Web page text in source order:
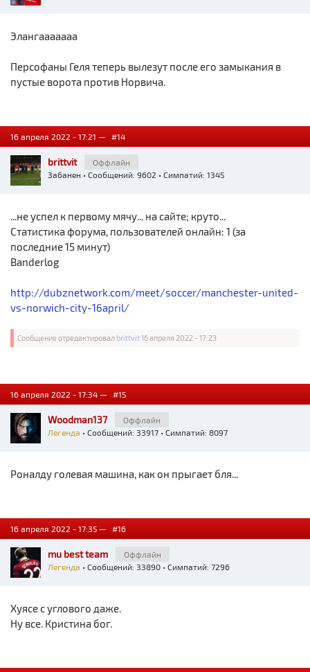
Элангааааааа
Персофаны Геля теперь вылезут после его замыкания в
пустые ворота против Норвича.
16 апреля 2022 - 17:21 — #14
brittvit
Оффлайн
Забанен • Сообщений: 9602 • Симпатий: 1345
...не успел к первому мячу... на сайте; круто...
Статистика форума, пользователей онлайн: 1 (за
последние 15 минут)
Banderlog
http://dubznetwork.com/meet/soccer/manchester-united-
vs-norwich-city-16april/
Сообщение отредактировал brittvit16 апреля 2022 - 17:23
16 апреля 2022 - 17:34 — #15
Woodman137
Оффлайн
Легенда • Сообщений: 33917 • Симпатий: 8097
Роналду голевая машина, как он прыгает бля...
16 апреля 2022 - 17:35 — #16
mu best team
Оффлайн
Легенда • Сообщений: 33890 • Симпатий: 7296
Хуясе с углового даже.
Ну все. Кристина бог.